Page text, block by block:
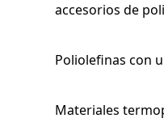
accesorios de
Poliolefinas con
Materiales